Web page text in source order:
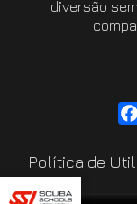
diversão
Política de